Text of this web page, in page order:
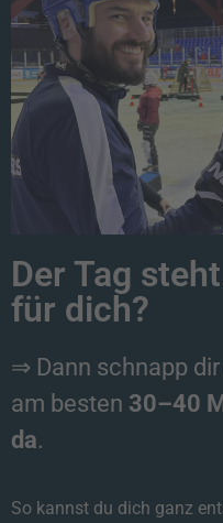
Der Tag
für dich?
⇒ Dann schnapp
am besten 30–40
da.
So kannst du dich ganz